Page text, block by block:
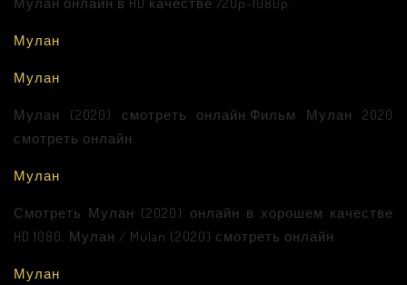
Мулан
Мулан
Мулан (2020) смотреть онлайн.Фильм Мулан 2020
смотреть онлайн.
Мулан
Смотреть Мулан (2020) онлайн в хорошем качестве
HD 1080. Мулан / Mulan (2020) смотреть онлайн
Мулан